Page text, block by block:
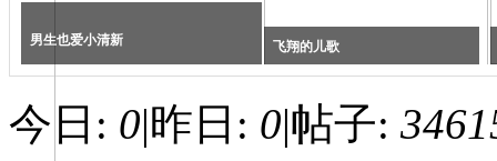
男生也爱小清新 飞翔的儿歌
今日: 0|昨日: 0|帖子: